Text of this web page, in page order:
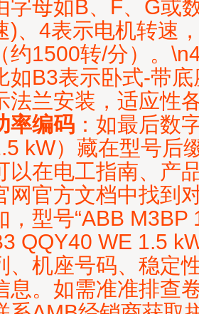
字母如B、F、G或
)、4表示电机转速
约1500转/分）。
如B3表示卧式-带
法兰安装，适应性
率编码 ：如最后数
kW）藏在型号后
以在电工指南、产
网官方文档中找到
，型号“ABB M3BP
QQY40 WE 1.5
、机座号码、稳定
息。如需准准排查